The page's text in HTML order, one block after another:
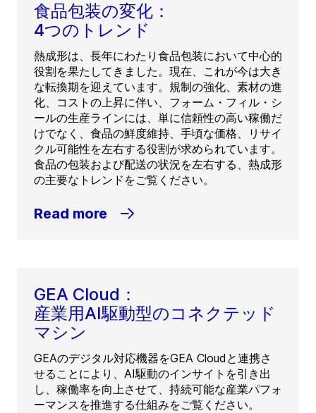
食品包装の変化：
4つのトレンド
熱成形は、長年にわたり食品包装において中心的
役割を果たしてきました。現在、これが今は大き
な転換期を迎えています。規制の強化、素材の進
化、コストの上昇に伴い、フォーム・フィル・シ
ールの生産ラインには、単に信頼性の高い稼働だ
けでなく、食品の鮮度維持、手頃な価格、リサイ
クル可能性を左右する役割が求められています。
食品の包装および配送の状況を左右する、熱成形
の主要なトレンドをご覧ください。
Read more
GEA Cloud：
産業用AI駆動型のコネクテッド
マシン
GEAのデジタル対応機器をGEA Cloudと連携さ
せることにより、AI駆動のインサイトを引き出
し、稼働率を向上させて、持続可能な産業パフォ
ーマンスを推進する仕組みをご覧ください。